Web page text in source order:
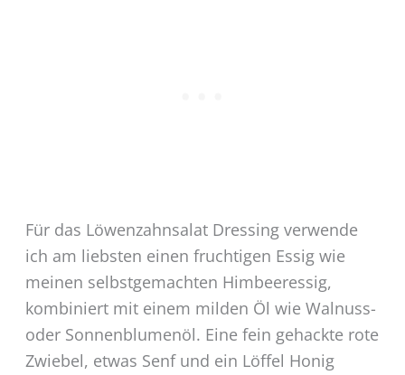
Für das Löwenzahnsalat Dressing verwende
ich am liebsten einen fruchtigen Essig wie
meinen selbstgemachten Himbeeressig,
kombiniert mit einem milden Öl wie Walnuss-
oder Sonnenblumenöl. Eine fein gehackte rote
Zwiebel, etwas Senf und ein Löffel Honig